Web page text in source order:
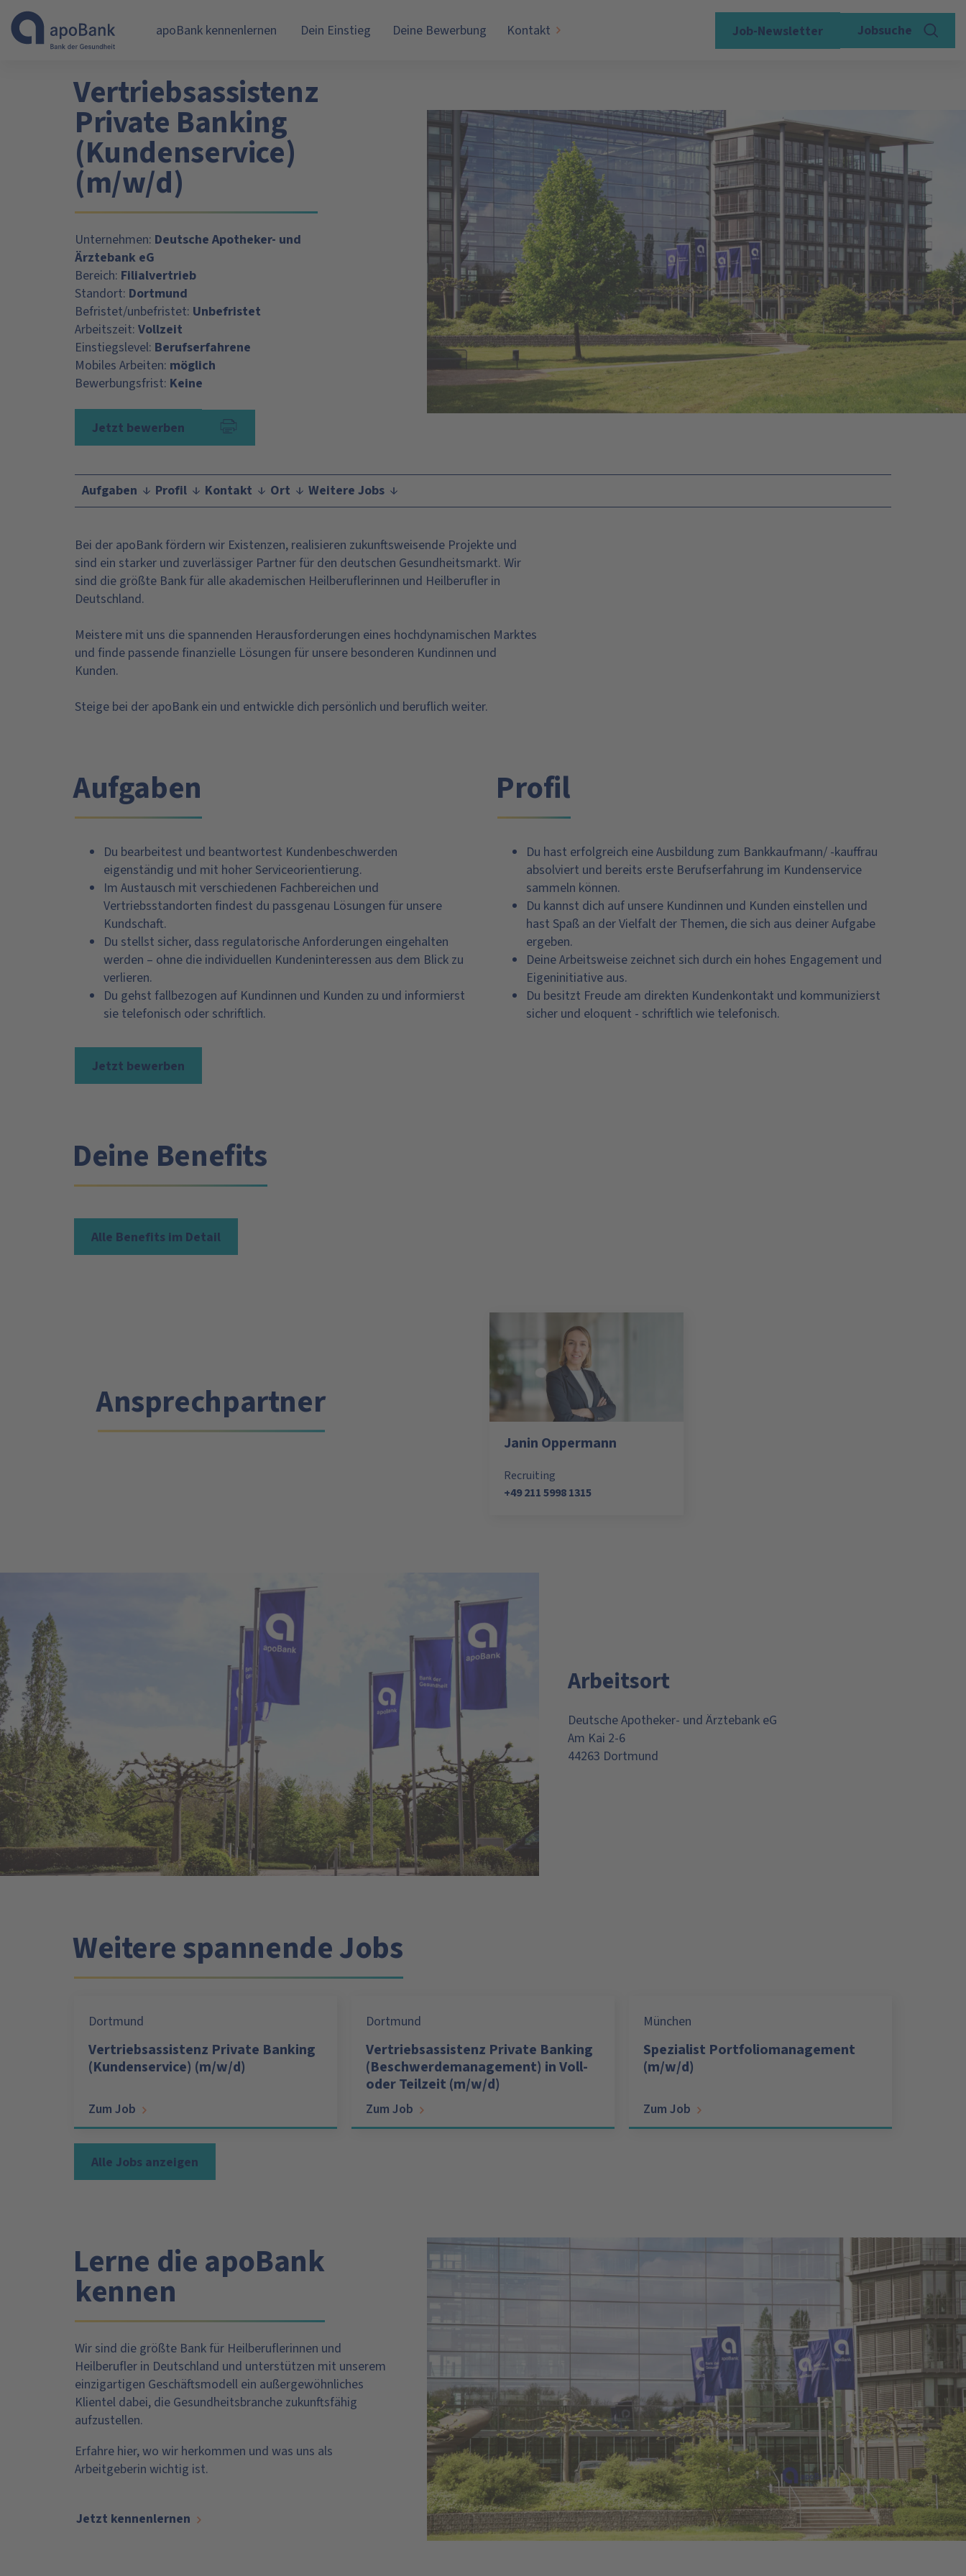
apoBank kennenlernen Dein Einstieg Deine Bewerbung Kontakt Job-Newsletter Jobsuche
Vertriebsassistenz
Private Banking
(Kundenservice)
(m/w/d)
Unternehmen: Deutsche Apotheker- und
Ärztebank eG
Bereich: Filialvertrieb
Standort: Dortmund
Befristet/unbefristet: Unbefristet
Arbeitszeit: Vollzeit
Einstiegslevel: Berufserfahrene
Mobiles Arbeiten: möglich
Bewerbungsfrist: Keine
Jetzt bewerben
Aufgaben Profil Kontakt Ort Weitere Jobs
Bei der apoBank fördern wir Existenzen, realisieren zukunftsweisende Projekte und
sind ein starker und zuverlässiger Partner für den deutschen Gesundheitsmarkt. Wir
sind die größte Bank für alle akademischen Heilberuflerinnen und Heilberufler in
Deutschland.
Meistere mit uns die spannenden Herausforderungen eines hochdynamischen Marktes
und finde passende finanzielle Lösungen für unsere besonderen Kundinnen und
Kunden.
Steige bei der apoBank ein und entwickle dich persönlich und beruflich weiter.
Aufgaben
Du bearbeitest und beantwortest Kundenbeschwerden
eigenständig und mit hoher Serviceorientierung.
Im Austausch mit verschiedenen Fachbereichen und
Vertriebsstandorten findest du passgenau Lösungen für unsere
Kundschaft.
Du stellst sicher, dass regulatorische Anforderungen eingehalten
werden – ohne die individuellen Kundeninteressen aus dem Blick zu
verlieren.
Du gehst fallbezogen auf Kundinnen und Kunden zu und informierst
sie telefonisch oder schriftlich.
Profil
Du hast erfolgreich eine Ausbildung zum Bankkaufmann/ -kauffrau
absolviert und bereits erste Berufserfahrung im Kundenservice
sammeln können.
Du kannst dich auf unsere Kundinnen und Kunden einstellen und
hast Spaß an der Vielfalt der Themen, die sich aus deiner Aufgabe
ergeben.
Deine Arbeitsweise zeichnet sich durch ein hohes Engagement und
Eigeninitiative aus.
Du besitzt Freude am direkten Kundenkontakt und kommunizierst
sicher und eloquent - schriftlich wie telefonisch.
Jetzt bewerben
Deine Benefits
Alle Benefits im Detail
Ansprechpartner
Janin Oppermann
Recruiting
+49 211 5998 1315
Arbeitsort
Deutsche Apotheker- und Ärztebank eG
Am Kai 2-6
44263 Dortmund
Weitere spannende Jobs
Dortmund
Vertriebsassistenz Private Banking
(Kundenservice) (m/w/d)
Zum Job
Dortmund
Vertriebsassistenz Private Banking
(Beschwerdemanagement) in Voll-
oder Teilzeit (m/w/d)
Zum Job
München
Spezialist Portfoliomanagement
(m/w/d)
Zum Job
Alle Jobs anzeigen
Lerne die apoBank
kennen
Wir sind die größte Bank für Heilberuflerinnen und
Heilberufler in Deutschland und unterstützen mit unserem
einzigartigen Geschäftsmodell ein außergewöhnliches
Klientel dabei, die Gesundheitsbranche zukunftsfähig
aufzustellen.
Erfahre hier, wo wir herkommen und was uns als
Arbeitgeberin wichtig ist.
Jetzt kennenlernen